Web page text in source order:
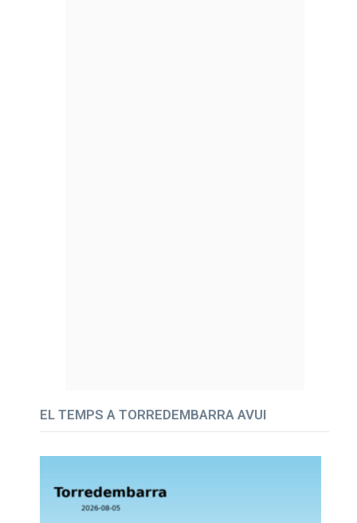
EL TEMPS A TORREDEMBARRA AVUI